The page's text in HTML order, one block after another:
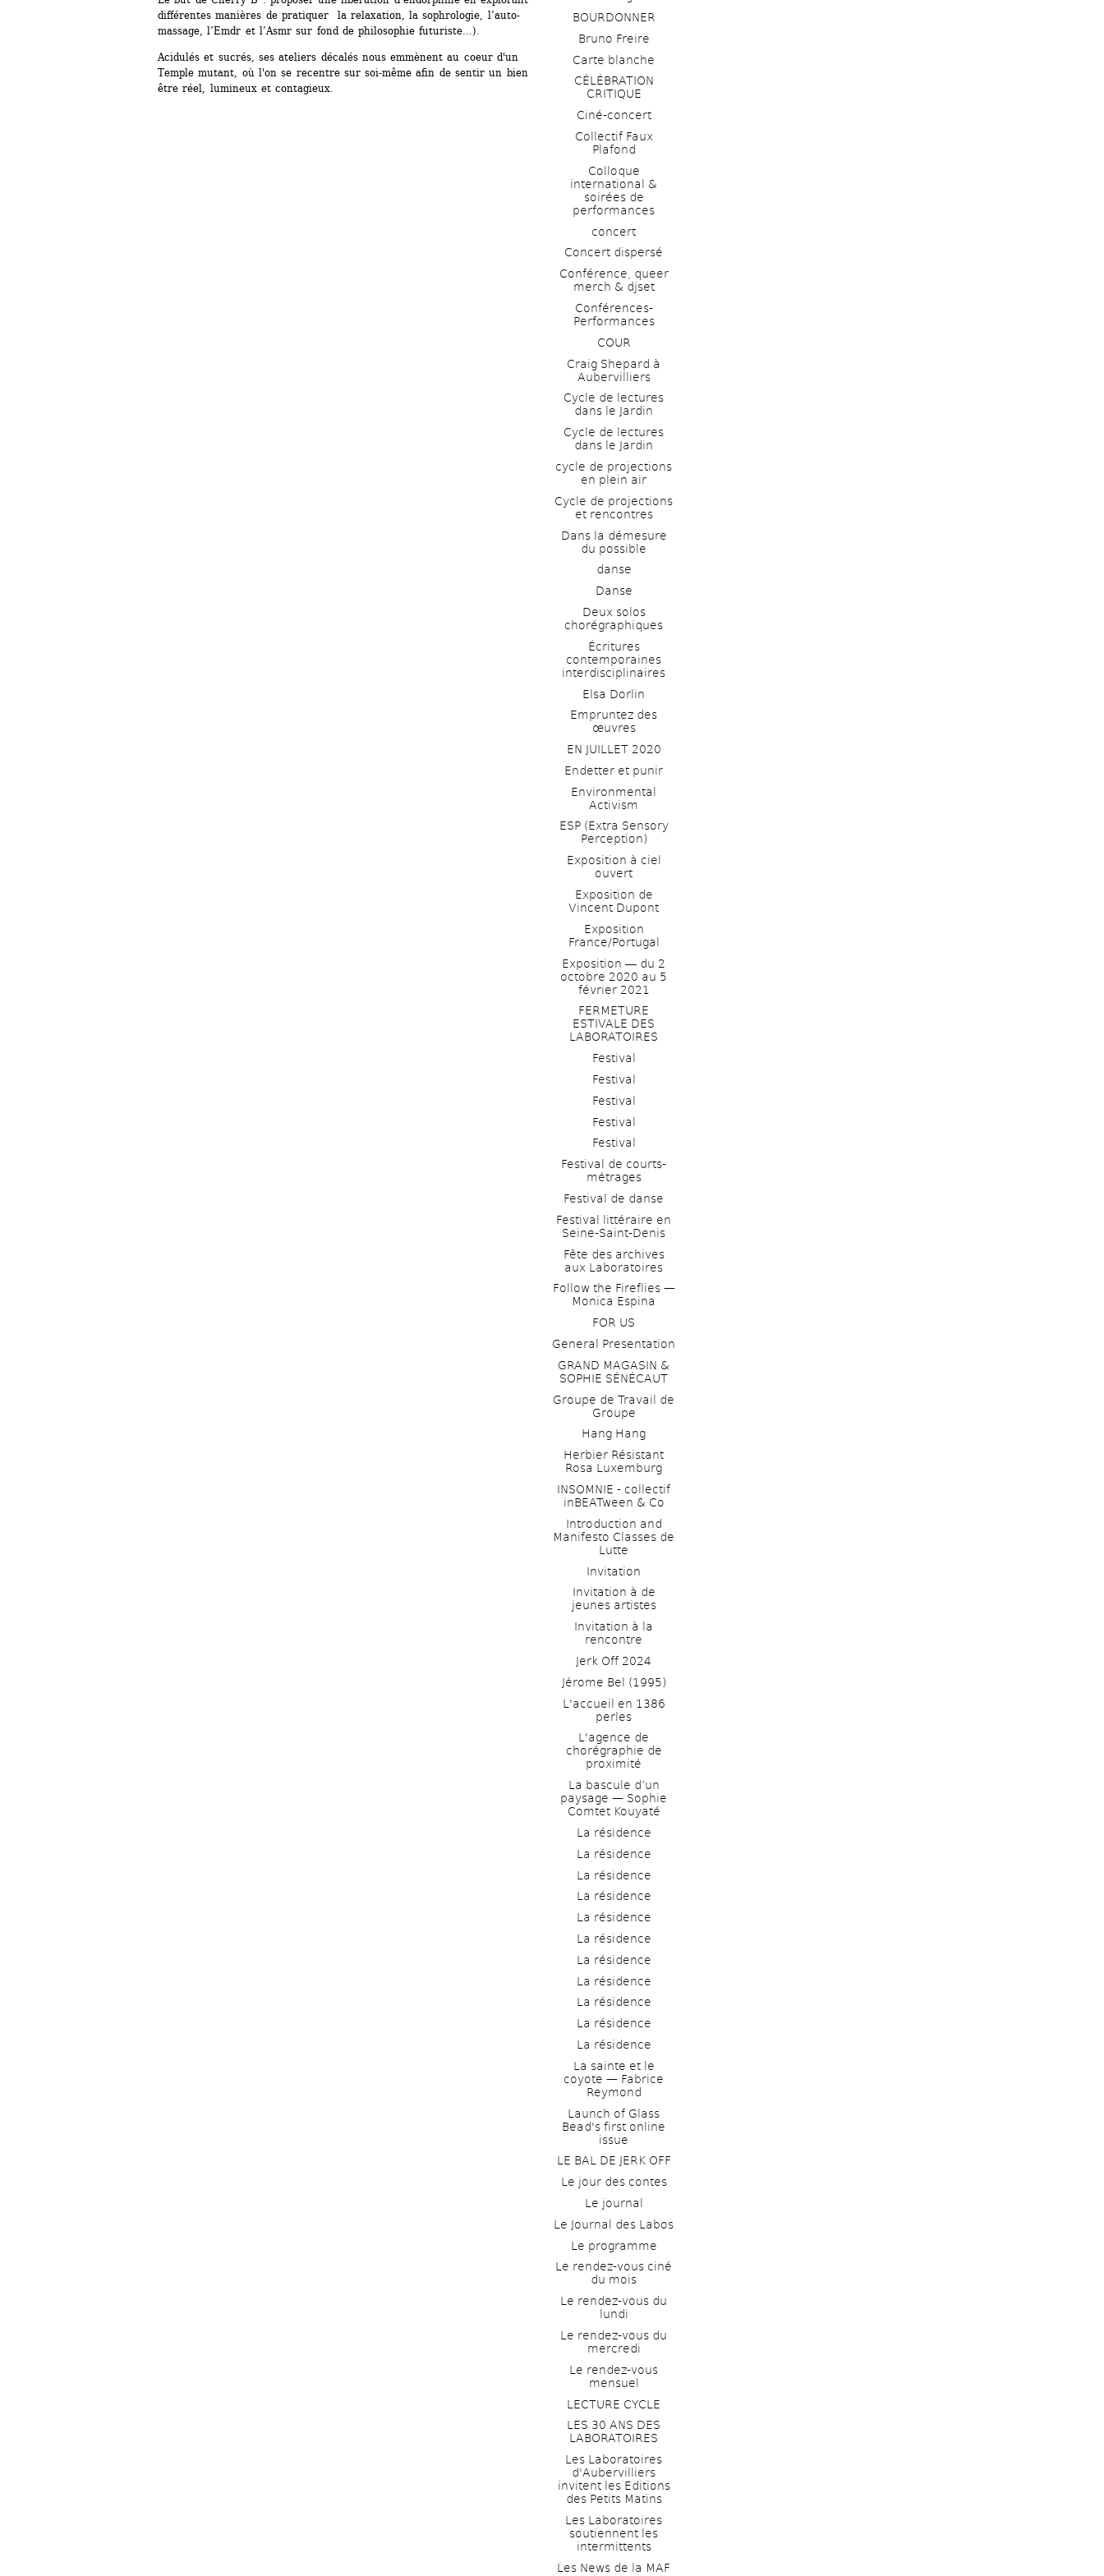
différentes manières de pratiquer la relaxation, la sophrologie, l’auto-
massage, l’Emdr et l’Asmr sur fond de philosophie futuriste...).
Acidulés et sucrés, ses ateliers décalés nous emmènent au coeur d'un
Temple mutant, où l'on se recentre sur soi-même afin de sentir un bien
être réel, lumineux et contagieux.
BOURDONNER
Bruno Freire
Carte blanche
CÉLÉBRATION
CRITIQUE
Ciné-concert
Collectif Faux
Plafond
Colloque
international &
soirées de
performances
concert
Concert dispersé
Conférence, queer
merch & djset
Conférences-
Performances
COUR
Craig Shepard à
Aubervilliers
Cycle de lectures
dans le Jardin
Cycle de lectures
dans le Jardin
cycle de projections
en plein air
Cycle de projections
et rencontres
Dans la démesure
du possible
danse
Danse
Deux solos
chorégraphiques
Écritures
contemporaines
interdisciplinaires
Elsa Dorlin
Empruntez des
œuvres
EN JUILLET 2020
Endetter et punir
Environmental
Activism
ESP (Extra Sensory
Perception)
Exposition à ciel
ouvert
Exposition de
Vincent Dupont
Exposition
France/Portugal
Exposition ― du 2
octobre 2020 au 5
février 2021
FERMETURE
ESTIVALE DES
LABORATOIRES
Festival
Festival
Festival
Festival
Festival
Festival de courts-
métrages
Festival de danse
Festival littéraire en
Seine-Saint-Denis
Fête des archives
aux Laboratoires
Follow the Fireflies —
Monica Espina
FOR US
General Presentation
GRAND MAGASIN &
SOPHIE SÉNÉCAUT
Groupe de Travail de
Groupe
Hang Hang
Herbier Résistant
Rosa Luxemburg
INSOMNIE - collectif
inBEATween & Co
Introduction and
Manifesto Classes de
Lutte
Invitation
Invitation à de
jeunes artistes
Invitation à la
rencontre
Jerk Off 2024
Jérome Bel (1995)
L'accueil en 1386
perles
L'agence de
chorégraphie de
proximité
La bascule d’un
paysage — Sophie
Comtet Kouyaté
La résidence
La résidence
La résidence
La résidence
La résidence
La résidence
La résidence
La résidence
La résidence
La résidence
La résidence
La sainte et le
coyote — Fabrice
Reymond
Launch of Glass
Bead's first online
issue
LE BAL DE JERK OFF
Le jour des contes
Le journal
Le Journal des Labos
Le programme
Le rendez-vous ciné
du mois
Le rendez-vous du
lundi
Le rendez-vous du
mercredi
Le rendez-vous
mensuel
LECTURE CYCLE
LES 30 ANS DES
LABORATOIRES
Les Laboratoires
d'Aubervilliers
invitent les Editions
des Petits Matins
Les Laboratoires
soutiennent les
intermittents
Les News de la MAF